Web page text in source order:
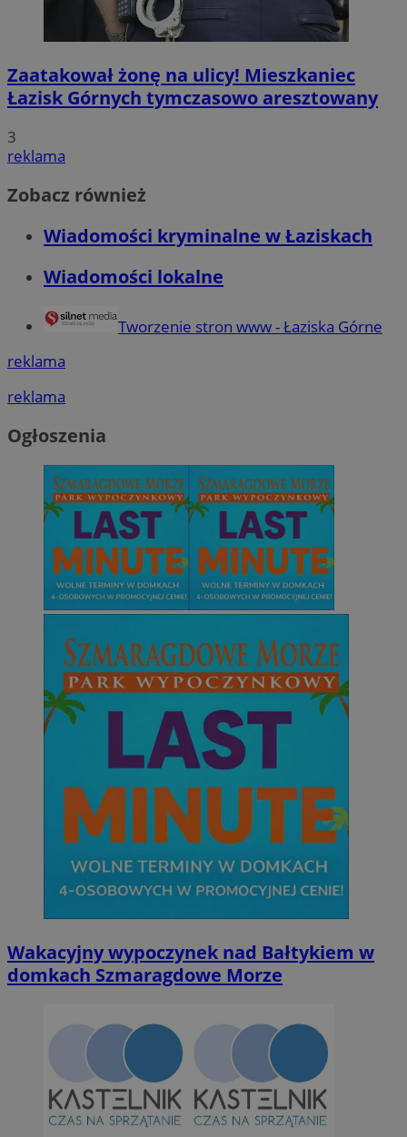
Zaatakował żonę na ulicy! Mieszkaniec
Łazisk Górnych tymczasowo aresztowany
3
reklama
Zobacz również
Wiadomości kryminalne w Łaziskach
Wiadomości lokalne
Tworzenie stron www - Łaziska Górne
reklama
reklama
Ogłoszenia
Wakacyjny wypoczynek nad Bałtykiem w
domkach Szmaragdowe Morze